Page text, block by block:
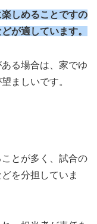
しめることですの
が適しています。
る場合は、家でゆ
ましいです。
とが多く、試合の
を分担していま